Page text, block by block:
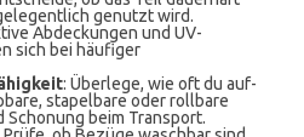
genutzt wird.
Abdeckungen und UV-
sich bei häufiger
: Überlege, wie oft du auf-
stapelbare oder rollbare
beim Transport.